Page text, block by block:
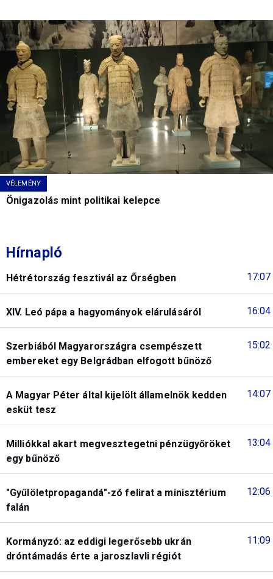
VÉLEMÉNY
Önigazolás mint politikai kelepce
Hírnapló
17:07
Hétrétország fesztivál az Őrségben
16:04
XIV. Leó pápa a hagyományok elárulásáról
15:02
Szerbiából Magyarországra csempészett
embereket egy Belgrádban elfogott bűnöző
14:07
A Magyar Péter által kijelölt államelnök kedden
esküt tesz
13:04
Milliókkal akart megvesztegetni pénzügyőröket
egy bűnöző
12:06
"Gyűlöletpropagandá"-zó felirat a minisztérium
falán
11:09
Kormányzó: az eddigi legerősebb ukrán
dróntámadás érte a jaroszlavli régiót